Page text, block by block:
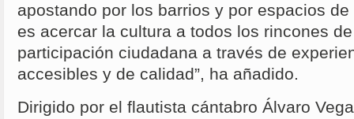
apostando por los barrios y por espacios
es acercar la cultura a todos los rincones
participación ciudadana a través de
accesibles y de calidad”, ha añadido.
Dirigido por el flautista cántabro Álvaro